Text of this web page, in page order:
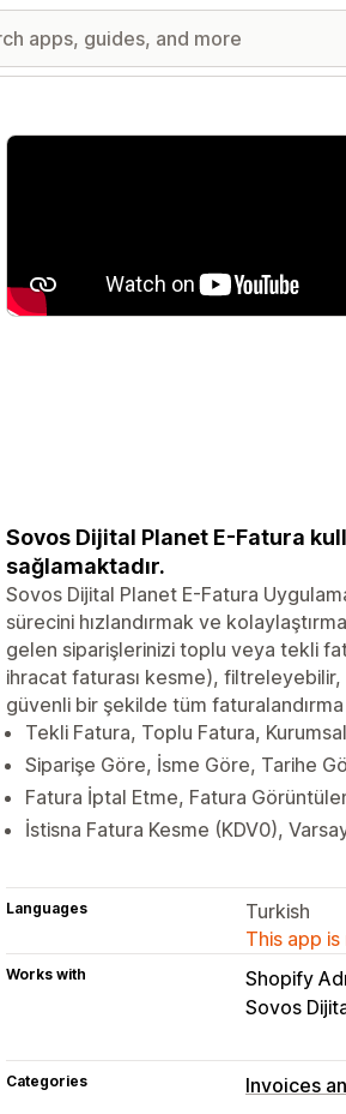
Featured images gallery
Sovos Dijital Planet E-Fatura
sağlamaktadır.
Sovos Dijital Planet E-Fatura
sürecini hızlandırmak ve
gelen siparişlerinizi toplu veya tekli
ihracat faturası kesme),
güvenli bir şekilde tüm
Tekli Fatura, Toplu Fatura,
Siparişe Göre, İsme Göre, Tarihe
Fatura İptal Etme, Fatura
İstisna Fatura Kesme (KDV0),
Languages
Turkish
This app
Works with Shopify
Sovos
Categories Invoices